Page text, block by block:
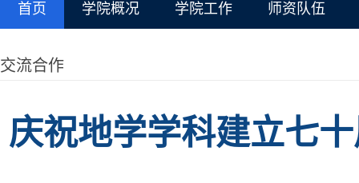
首页 学院概况 学院工作 师资队伍
交流合作
庆祝地学学科建立七